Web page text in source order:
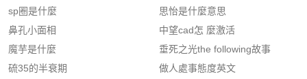
sp圈是什麼
鼻孔小面相
魔芋是什麼
硫35的半衰期
思怡是什麼意思
中望cad怎 麼激活
垂死之光the following故事
做人處事態度英文